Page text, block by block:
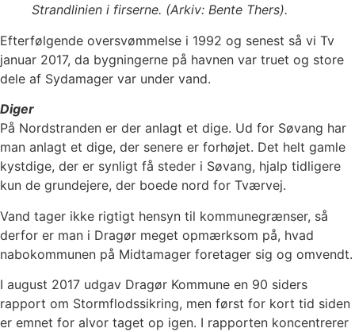
Strandlinien i firserne. (Arkiv: Bente Thers).
Efterfølgende oversvømmelse i 1992 og senest så vi Tv
januar 2017, da bygningerne på havnen var truet og store
dele af Sydamager var under vand.
Diger
På Nordstranden er der anlagt et dige. Ud for Søvang har
man anlagt et dige, der senere er forhøjet. Det helt gamle
kystdige, der er synligt få steder i Søvang, hjalp tidligere
kun de grundejere, der boede nord for Tværvej.
Vand tager ikke rigtigt hensyn til kommunegrænser, så
derfor er man i Dragør meget opmærksom på, hvad
nabokommunen på Midtamager foretager sig og omvendt.
I august 2017 udgav Dragør Kommune en 90 siders
rapport om Stormflodssikring, men først for kort tid siden
er emnet for alvor taget op igen. I rapporten koncentrerer